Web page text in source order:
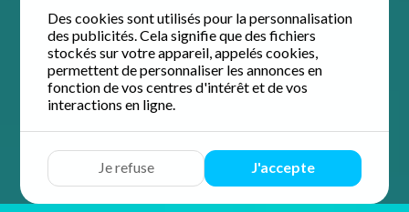
Des cookies sont utilisés pour la personnalisation
des publicités. Cela signifie que des fichiers
stockés sur votre appareil, appelés cookies,
permettent de personnaliser les annonces en
fonction de vos centres d'intérêt et de vos
interactions en ligne.
Je refuse J'accepte